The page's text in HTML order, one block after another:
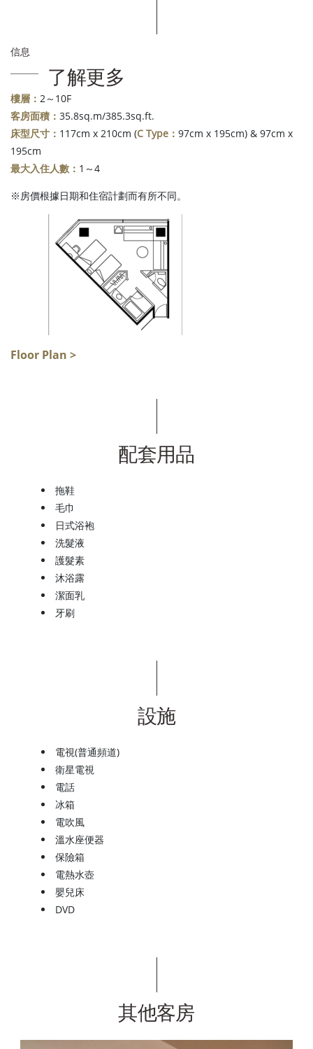
信息
了解更多
樓層： 2～10F
客房面積： 35.8sq.m/385.3sq.ft.
床型尺寸： 117cm x 210cm (C Type： 97cm x 195cm) & 97cm x
195cm
最大入住人數： 1～4
※房價根據日期和住宿計劃而有所不同。
Floor Plan >
配套用品
拖鞋
毛巾
日式浴袍
洗髮液
護髮素
沐浴露
潔面乳
牙刷
設施
電視(普通頻道)
衛星電視
電話
冰箱
電吹風
溫水座便器
保險箱
電熱水壺
嬰兒床
DVD
其他客房